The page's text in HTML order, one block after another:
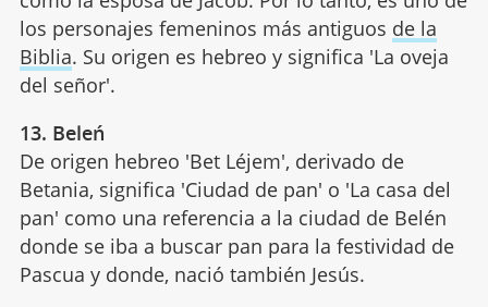
los personajes femeninos más antiguos de la
Biblia. Su origen es hebreo y significa 'La oveja
del señor'.
13. Beleń
De origen hebreo 'Bet Léjem', derivado de
Betania, significa 'Ciudad de pan' o 'La casa del
pan' como una referencia a la ciudad de Belén
donde se iba a buscar pan para la festividad de
Pascua y donde, nació también Jesús.